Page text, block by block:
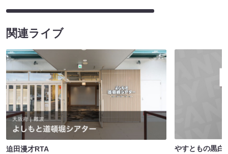
関連ライブ
迫田漫才RTA
やすともの黒白